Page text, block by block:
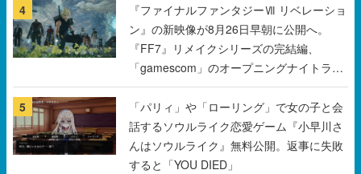
4
『ファイナルファンタジーⅦ リベレーショ
ン』の新映像が8月26日早朝に公開へ。
『FF7』リメイクシリーズの完結編、
「gamescom」のオープニングナイトライ
ブにてディレクターの浜口直樹氏が登壇す
る予定
5
「パリィ」や「ローリング」で女の子と会
話するソウルライク恋愛ゲーム『小早川さ
んはソウルライク』無料公開。返事に失敗
すると「YOU DIED」